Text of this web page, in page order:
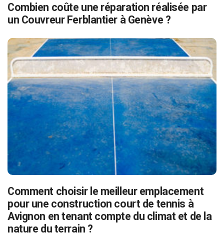
Combien coûte une réparation réalisée par
un Couvreur Ferblantier à Genève ?
Comment choisir le meilleur emplacement
pour une construction court de tennis à
Avignon en tenant compte du climat et de la
nature du terrain ?